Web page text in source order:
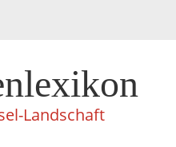
Landschaft